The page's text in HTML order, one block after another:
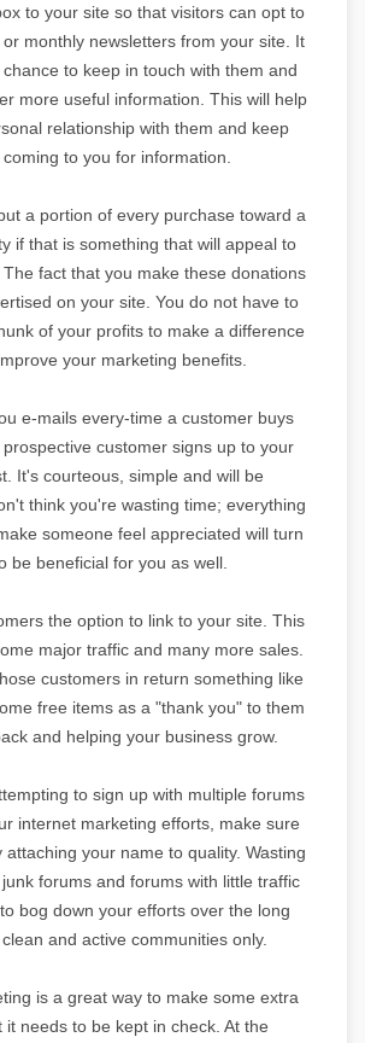
to your site so that visitors can opt to
monthly newsletters from your site. It
to keep in touch with them and
more useful information. This will help
relationship with them and keep
to you for information.
a portion of every purchase toward a
if that is something that will appeal to
fact that you make these donations
on your site. You do not have to
of your profits to make a difference
your marketing benefits.
e-mails every-time a customer buys
customer signs up to your
It's courteous, simple and will be
think you're wasting time; everything
someone feel appreciated will turn
be beneficial for you as well.
the option to link to your site. This
major traffic and many more sales.
customers in return something like
free items as a "thank you" to them
and helping your business grow.
to sign up with multiple forums
internet marketing efforts, make sure
your name to quality. Wasting
forums and forums with little traffic
bog down your efforts over the long
and active communities only.
is a great way to make some extra
it needs to be kept in check. At the